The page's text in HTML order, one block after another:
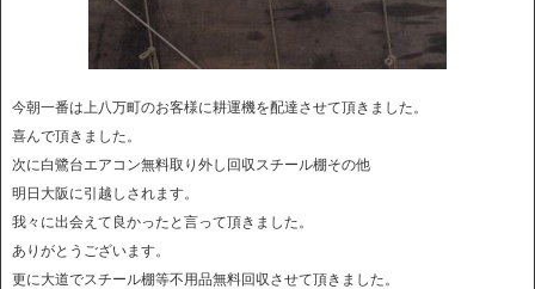
今朝一番は上八万町のお客様に耕運機を配達させて頂きました。
喜んで頂きました。
次に白鷺台エアコン無料取り外し回収スチール棚その他
明日大阪に引越しされます。
我々に出会えて良かったと言って頂きました。
ありがとうございます。
更に大道でスチール棚等不用品無料回収させて頂きました。